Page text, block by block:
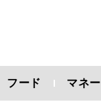
フード マネー